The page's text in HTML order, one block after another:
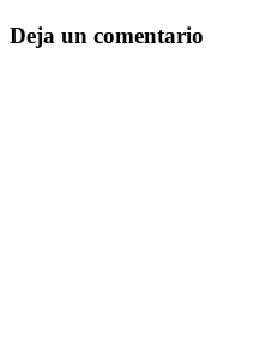
Deja un comentario